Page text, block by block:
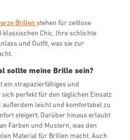
Brillen stehen für zeitlose
klassischen Chic. Ihre schlichte
und Outfit, was sie zur
sollte meine Brille sein?
ein strapazierfähiges und
perfekt für den täglichen Einsatz
außerdem leicht und komfortabel zu
steigert. Darüber hinaus erlaubt
Farben und Mustern, was den
Material für Brillen macht. Auch